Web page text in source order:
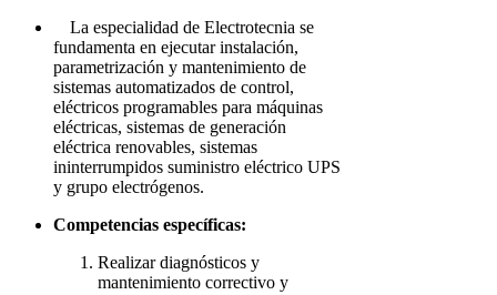
La especialidad de Electrotecnia se
fundamenta en ejecutar instalación,
parametrización y mantenimiento de
sistemas automatizados de control,
eléctricos programables para máquinas
eléctricas, sistemas de generación
eléctrica renovables, sistemas
ininterrumpidos suministro eléctrico UPS
y grupo electrógenos.
Competencias específicas:
Realizar diagnósticos y
mantenimiento correctivo y